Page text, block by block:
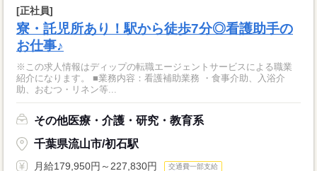
[正社員]
寮・託児所あり！駅から徒歩7分◎看護助手の
お仕事♪
※この求人情報はディップの転職エージェントサービスによる職業
紹介になります。 ■業務内容：看護補助業務 ・食事介助、入浴介
助、おむつ・リネン等...
その他医療・介護・研究・教育系
千葉県流山市/初石駅
月給179,950円～227,830円 交通費一部支給